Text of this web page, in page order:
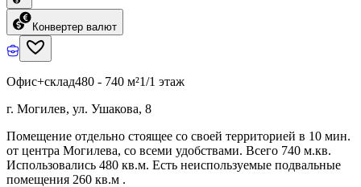
Конвертер валют
Офис+склад480 - 740 м²1/1 этаж
г. Могилев, ул. Ушакова, 8
Помещение отдельно стоящее со своей территорией в 10 мин.
от центра Могилева, со всеми удобствами. Всего 740 м.кв.
Использовались 480 кв.м. Есть неиспользуемые подвальные
помещения 260 кв.м .